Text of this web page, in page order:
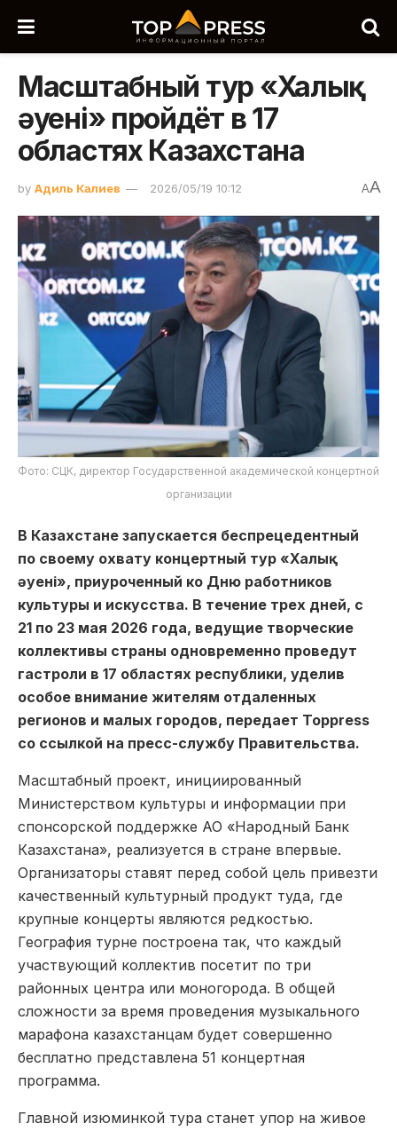
Масштабный тур «Халық
әуені» пройдёт в 17
областях Казахстана
by Адиль Калиев 2026/05/19 10:12 AA
Фото: СЦК, директор Государственной академической концертной
организации
В Казахстане запускается беспрецедентный
по своему охвату концертный тур «Халық
әуені», приуроченный ко Дню работников
культуры и искусства. В течение трех дней, с
21 по 23 мая 2026 года, ведущие творческие
коллективы страны одновременно проведут
гастроли в 17 областях республики, уделив
особое внимание жителям отдаленных
регионов и малых городов, передает Toppress
со ссылкой на пресс-службу Правительства.
Масштабный проект, инициированный
Министерством культуры и информации при
спонсорской поддержке АО «Народный Банк
Казахстана», реализуется в стране впервые.
Организаторы ставят перед собой цель привезти
качественный культурный продукт туда, где
крупные концерты являются редкостью.
География турне построена так, что каждый
участвующий коллектив посетит по три
районных центра или моногорода. В общей
сложности за время проведения музыкального
марафона казахстанцам будет совершенно
бесплатно представлена 51 концертная
программа.
Главной изюминкой тура станет упор на живое